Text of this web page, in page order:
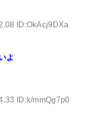
ID:OkAcj9DXa
よ
ID:k/mmQg7p0